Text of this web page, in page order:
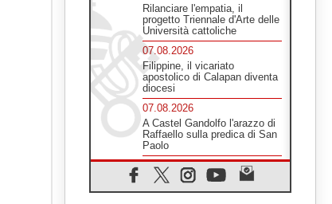
Rilanciare l'empatia, il
progetto Triennale d'Arte delle
Università cattoliche
07.08.2026
Filippine, il vicariato
apostolico di Calapan diventa
diocesi
07.08.2026
A Castel Gandolfo l'arazzo di
Raffaello sulla predica di San
Paolo
07.08.2026
Tagle: la guerra sfigura il
mondo, solo la rivelazione di